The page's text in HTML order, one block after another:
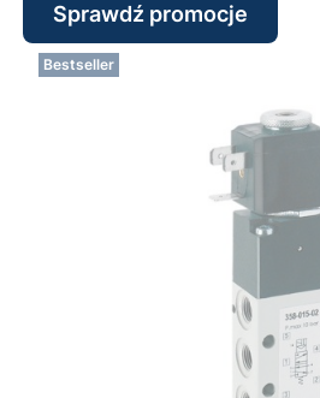
Sprawdź promocje
Bestseller